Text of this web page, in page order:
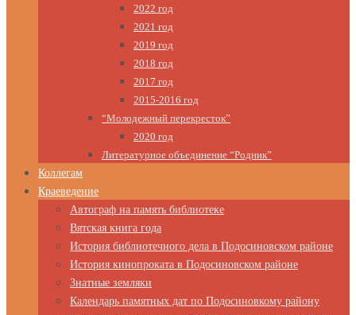
2022 год
2021 год
2019 год
2018 год
2017 год
2015-2016 год
“Молодежный перекресток”
2020 год
Литературное объединение “Родник”
Коллегам
Краеведение
Автограф на память библиотеке
Вятская книга года
История библиотечного дела в Подосиновском районе
История кинопроката в Подосиновском районе
Знатные земляки
Календарь памятных дат по Подосиновкому району